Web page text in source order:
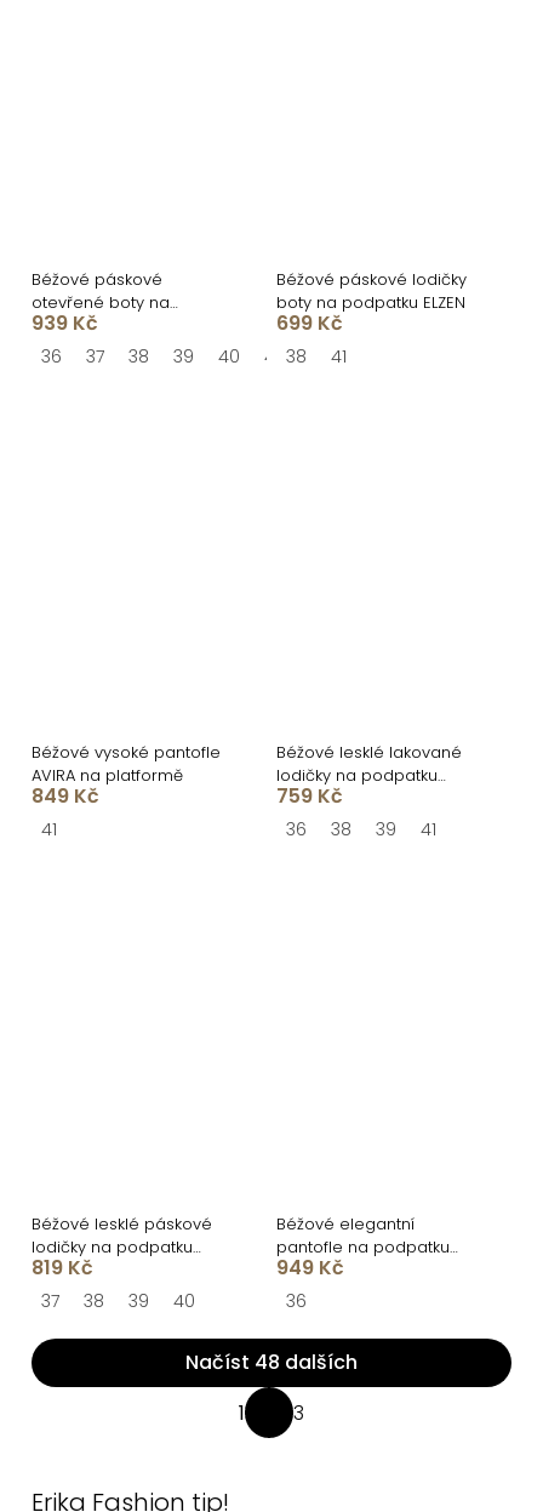
Béžové páskové
otevřené boty na
podpatku OLIVRA
939 Kč
36 37 38 39 40 41
Béžové páskové lodičky
boty na podpatku ELZEN
699 Kč
38 41
Béžové vysoké pantofle
AVIRA na platformě
849 Kč
41
Béžové lesklé lakované
lodičky na podpatku
VOSSIA
759 Kč
36 38 39 41
Béžové lesklé páskové
lodičky na podpatku
ALINOR
819 Kč
37 38 39 40
Béžové elegantní
pantofle na podpatku
ZAYVEN
949 Kč
36
O
v
Načíst 48 dalších
1 3
Erika Fashion tip!